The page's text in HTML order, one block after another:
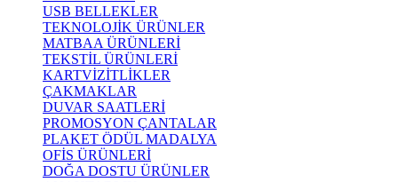
USB BELLEKLER
TEKNOLOJİK ÜRÜNLER
MATBAA ÜRÜNLERİ
TEKSTİL ÜRÜNLERİ
KARTVİZİTLİKLER
ÇAKMAKLAR
DUVAR SAATLERİ
PROMOSYON ÇANTALAR
PLAKET ÖDÜL MADALYA
OFİS ÜRÜNLERİ
DOĞA DOSTU ÜRÜNLER